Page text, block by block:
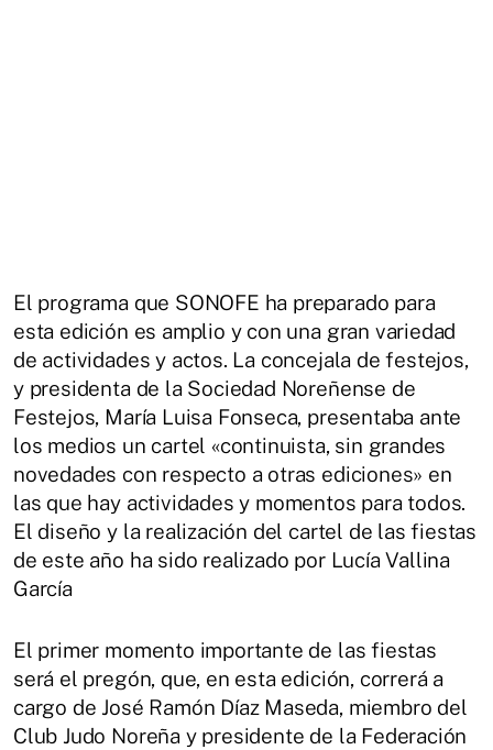
El programa que SONOFE ha preparado para
esta edición es amplio y con una gran variedad
de actividades y actos. La concejala de festejos,
y presidenta de la Sociedad Noreñense de
Festejos, María Luisa Fonseca, presentaba ante
los medios un cartel «continuista, sin grandes
novedades con respecto a otras ediciones» en
las que hay actividades y momentos para todos.
El diseño y la realización del cartel de las fiestas
de este año ha sido realizado por Lucía Vallina
García
El primer momento importante de las fiestas
será el pregón, que, en esta edición, correrá a
cargo de José Ramón Díaz Maseda, miembro del
Club Judo Noreña y presidente de la Federación